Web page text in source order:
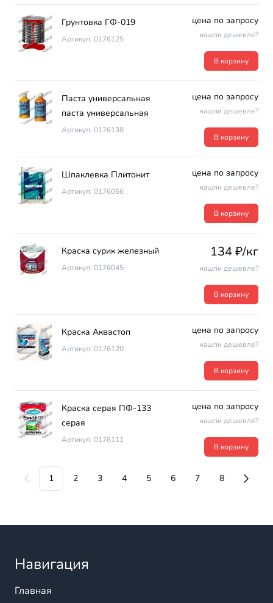
Грунтовка ГФ-019
Артикул: 0176125
цена по запросу
нашли дешевле?
В корзину
Паста универсальная
паста универсальная
Артикул: 0176138
цена по запросу
нашли дешевле?
В корзину
Шпаклевка Плитонит
Артикул: 0176066
цена по запросу
нашли дешевле?
В корзину
Краска сурик железный
Артикул: 0176045
134 ₽/кг
нашли дешевле?
В корзину
Краска Аквастоп
Артикул: 0176120
цена по запросу
нашли дешевле?
В корзину
Краска серая ПФ-133
серая
Артикул: 0176111
цена по запросу
нашли дешевле?
В корзину
1 2 3 4 5 6 7 8
Навигация
Главная